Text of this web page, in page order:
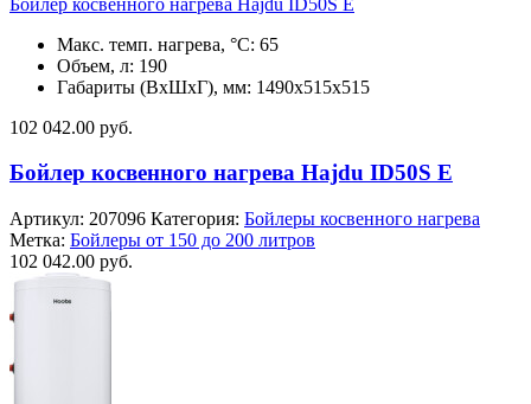
Макс. темп. нагрева, °С: 65
Объем, л: 190
Габариты (ВхШхГ), мм: 1490х515х515
102 042.00 руб.
Бойлер косвенного нагрева Hajdu ID50S E
Артикул: 207096 Категория: Бойлеры косвенного нагрева
Метка: Бойлеры от 150 до 200 литров
102 042.00 руб.